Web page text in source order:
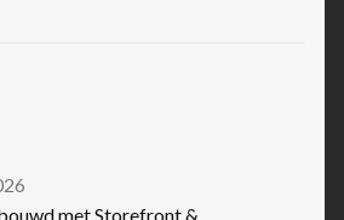
met Storefront &